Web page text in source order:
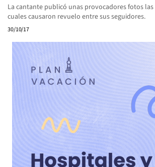
La cantante publicó unas provocadores fotos las
cuales causaron revuelo entre sus seguidores.
30/10/17